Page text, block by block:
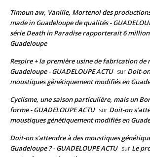
Timoun aw, Vanille, Mortenol des
made in Guadeloupe de qualités -
série Death in Paradise rapporterait 6
Guadeloupe
Respire + la première usine de fabrication de
Guadeloupe - GUADELOUPE ACTU sur Doit-
moustiques génétiquement modifiés en
Cyclisme, une saison particulière, mais un
forme - GUADELOUPE ACTU sur Doit-on
moustiques génétiquement modifiés en
Doit-on s’attendre à des moustiques
Guadeloupe ? - GUADELOUPE ACTU sur Le